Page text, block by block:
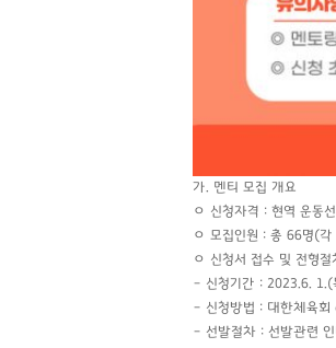
가. 멘티 모집 개요
ㅇ 신청자격 : 현역 운동
ㅇ 모집인원 : 총 66명(
ㅇ 신청서 접수 및 전형절
– 신청기간 : 2023.6. 1.(
– 신청방법 : 대한체육회
– 선발절차 : 선발관련